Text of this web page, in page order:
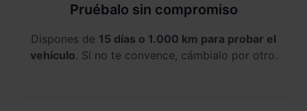
Pruébalo sin compromiso
Dispones de 15 días o 1.000 km para probar el
vehículo. Si no te convence, cámbialo por otro.